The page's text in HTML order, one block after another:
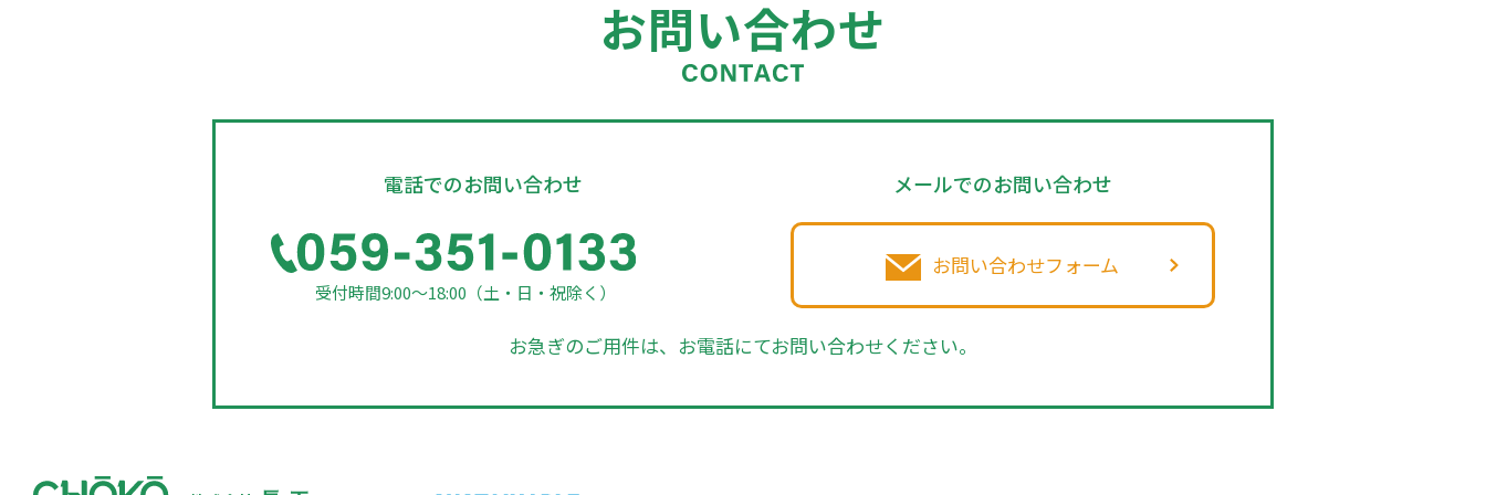
お問い合わせ
電話でのお問い合わせ
受付時間9:00～18:00 （土・日・祝除く）
メールでのお問い合わせ
お問い合わせフォーム
お急ぎのご用件は、お電話にてお問い合わせください。